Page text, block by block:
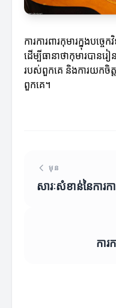
ការការពារកុមារ​ក្នុងបច្ចេ
ដើម្បីធានាថាកុមារបានរៀ
របស់ពួកគេ និងការយកចិ
ពួកគេ។
មុន
សារៈសំខាន់នៃការ
ការ